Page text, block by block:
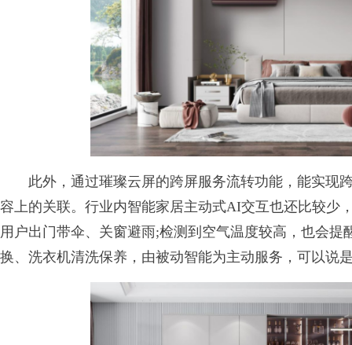
此外，通过璀璨云屏的跨屏服务流转功能，能实现
容上的关联。行业内智能家居主动式AI交互也还比较少
用户出门带伞、关窗避雨;检测到空气温度较高，也会
换、洗衣机清洗保养，由被动智能为主动服务，可以说